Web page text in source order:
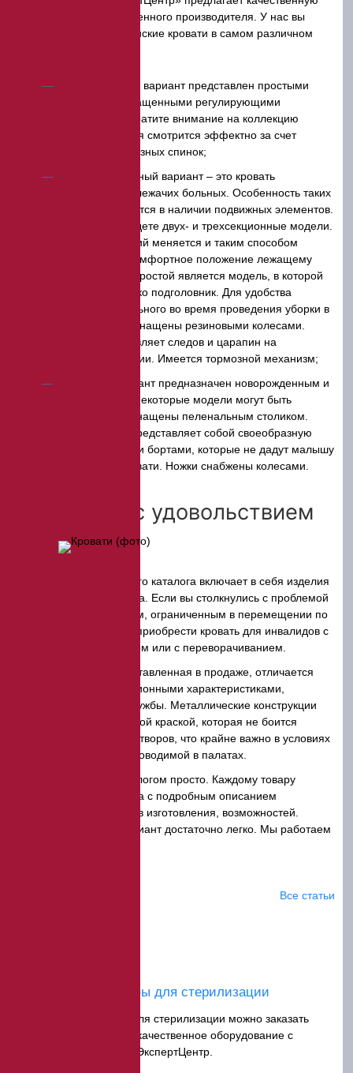
продукцию от отечественного производителя. У нас вы
можете купить медицинские кровати в самом различном
Классический вариант представлен простыми
моделями, не оснащенными регулирующими
механизмами. Обратите внимание на коллекцию
«ЛАВКОР», которая смотрится эффектно за счет
красивых дугообразных спинок;
Функциональный вариант – это кровать
медицинская для лежачих больных. Особенность таких
моделей заключается в наличии подвижных элементов.
В каталоге вы найдете двух- и трехсекционные модели.
Угол наклона секций меняется и таким способом
обеспечивается комфортное положение лежащему
пациенту. Самой простой является модель, в которой
регулируется только подголовник. Для удобства
перемещения больного во время проведения уборки в
палате, кровати оснащены резиновыми колесами.
Материал не оставляет следов и царапин на
напольном покрытии. Имеется тормозной механизм;
Детский вариант предназначен новорожденным и
детям постарше. Некоторые модели могут быть
дополнительно оснащены пеленальным столиком.
Спальное место представляет собой своеобразную
корзину с высокими бортами, которые не дадут малышу
вывалиться из кровати. Ножки снабжены колесами.
Выбираем с удовольствием
Ассортимент нашего каталога включает в себя изделия
для больниц и для дома. Если вы столкнулись с проблемой
ухода за родственником, ограниченным в перемещении по
квартире, предлагаем приобрести кровать для инвалидов с
подъемным механизмом или с переворачиванием.
Вся мебель, представленная в продаже, отличается
отличными эксплуатационными характеристиками,
длительным сроком службы. Металлические конструкции
обработаны специальной краской, которая не боится
дезинфицирующих растворов, что крайне важно в условиях
ежедневной уборки, проводимой в палатах.
Пользоваться каталогом просто. Каждому товару
отведена своя страница с подробным описанием
устройства, материалов изготовления, возможностей.
Подобрать нужный вариант достаточно легко. Мы работаем
Все статьи
Медицинские шкафы для стерилизации
Медицинские шкафы для стерилизации можно заказать
онлайн с доставкой — качественное оборудование с
гарантией в компании ЭкспертЦентр.